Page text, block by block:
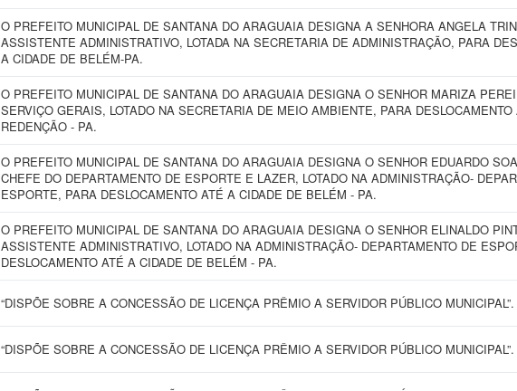
O PREFEITO MUNICIPAL DE SANTANA DO ARAGUAIA DESIGNA A SENHORA ANGELA
ASSISTENTE ADMINISTRATIVO, LOTADA NA SECRETARIA DE ADMINISTRAÇÃO, PARA
A CIDADE DE BELÉM-PA.
O PREFEITO MUNICIPAL DE SANTANA DO ARAGUAIA DESIGNA O SENHOR MARIZA
SERVIÇO GERAIS, LOTADO NA SECRETARIA DE MEIO AMBIENTE, PARA
REDENÇÃO - PA.
O PREFEITO MUNICIPAL DE SANTANA DO ARAGUAIA DESIGNA O SENHOR EDUARDO
CHEFE DO DEPARTAMENTO DE ESPORTE E LAZER, LOTADO NA ADMINISTRAÇÃO-
ESPORTE, PARA DESLOCAMENTO ATÉ A CIDADE DE BELÉM - PA.
O PREFEITO MUNICIPAL DE SANTANA DO ARAGUAIA DESIGNA O SENHOR ELINALDO
ASSISTENTE ADMINISTRATIVO, LOTADO NA ADMINISTRAÇÃO- DEPARTAMENTO DE
DESLOCAMENTO ATÉ A CIDADE DE BELÉM - PA.
“DISPÕE SOBRE A CONCESSÃO DE LICENÇA PRÊMIO A SERVIDOR PÚBLICO MUNICIPAL”.
“DISPÕE SOBRE A CONCESSÃO DE LICENÇA PRÊMIO A SERVIDOR PÚBLICO MUNICIPAL”.